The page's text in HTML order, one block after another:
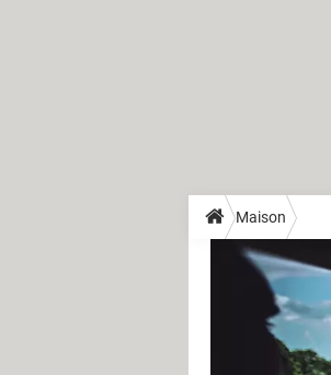
Maison